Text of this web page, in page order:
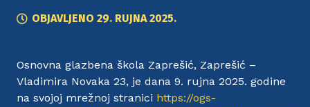
OBJAVLJENO29. RUJNA 2025.
Osnovna glazbena škola Zaprešić, Zaprešić –
Vladimira Novaka 23, je dana 9. rujna 2025. godine
na svojoj mrežnoj stranici https://ogs-